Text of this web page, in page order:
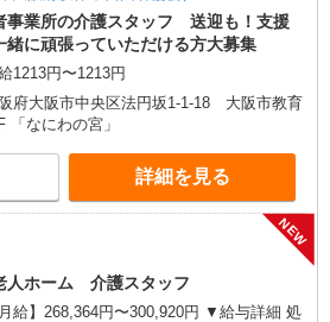
事業所の介護スタッフ 送迎も！支援
緒に頑張っていただける方大募集
1213円〜1213円
府大阪市中央区法円坂1-1-18 大阪市教育
「なにわの宮」
詳細を見る
NEW
人ホーム 介護スタッフ
給】268,364円〜300,920円 ▼給与詳細 処